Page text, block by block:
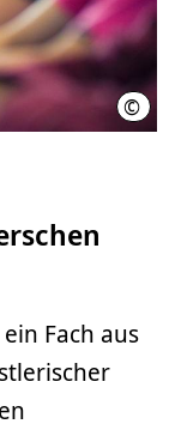
©
Fach aus